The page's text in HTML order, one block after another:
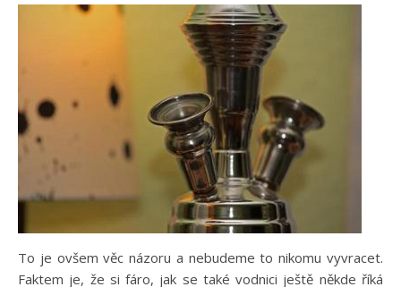
To je ovšem věc názoru a nebudeme to nikomu vyvracet.
Faktem je, že si fáro, jak se také vodnici ještě někde říká